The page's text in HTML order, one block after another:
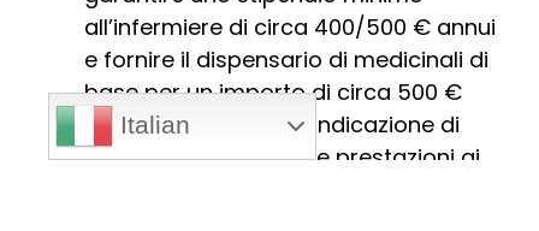
all’infermiere di circa 400/500 € annui
e fornire il dispensario di medicinali di
base per un importo di circa 500 €
annui, con la precisa indicazione di
mantenere i costi delle prestazioni ai
Italian